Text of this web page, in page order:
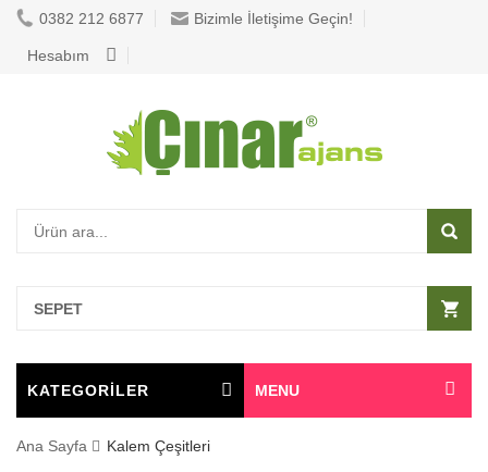
0382 212 6877 Bizimle İletişime Geçin!
Hesabım
SEPET
KATEGORİLER MENU
Ana Sayfa Kalem Çeşitleri